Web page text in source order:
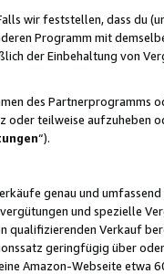
wir feststellen, dass du
Programm mit
der Einbehaltung von
des Partnerprogramms
oder teilweise aufzuheben
“).
genau und
und spezielle
Verkauf
geringfügig über
Amazon-Webseite etwa